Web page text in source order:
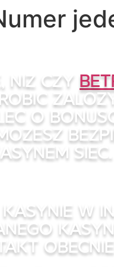
niz czy
o
siec.
w